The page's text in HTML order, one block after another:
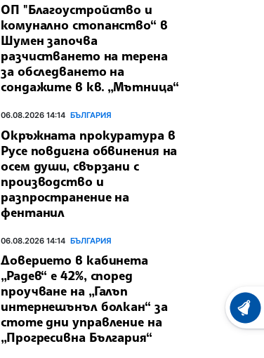
ОП "Благоустройство и
комунално стопанство“ в
Шумен започва
разчистването на терена
за обследването на
сондажите в кв. „Мътница“
06.08.2026 14:14 БЪЛГАРИЯ
Окръжната прокуратура в
Русе повдигна обвинения на
осем души, свързани с
производство и
разпространение на
фентанил
06.08.2026 14:14 БЪЛГАРИЯ
Доверието в кабинета
„Радев“ е 42%, според
проучване на „Галъп
интернешънъл болкан“ за
стоте дни управление на
„Прогресивна България“